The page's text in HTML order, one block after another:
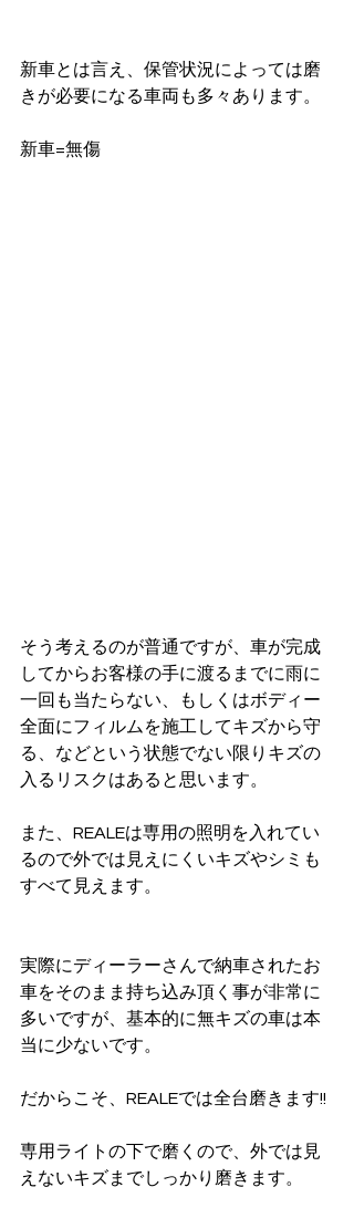
新車とは言え、保管状況によっては磨
きが必要になる車両も多々あります。
新車=無傷
そう考えるのが普通ですが、車が完成
してからお客様の手に渡るまでに雨に
一回も当たらない、もしくはボディー
全面にフィルムを施工してキズから守
る、などという状態でない限りキズの
入るリスクはあると思います。
また、REALEは専用の照明を入れてい
るので外では見えにくいキズやシミも
すべて見えます。
実際にディーラーさんで納車されたお
車をそのまま持ち込み頂く事が非常に
多いですが、基本的に無キズの車は本
当に少ないです。
だからこそ、REALEでは全台磨きます!!
専用ライトの下で磨くので、外では見
えないキズまでしっかり磨きます。